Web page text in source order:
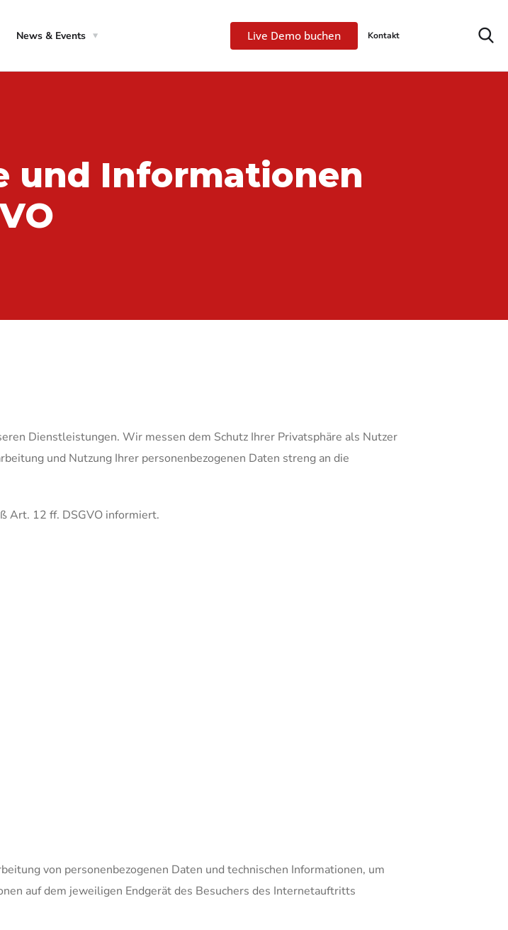
News & Events Live Demo buchen Kontakt
und Informationen
Dienstleistungen. Wir messen dem Schutz Ihrer Privatsphäre als Nutzer
und Nutzung Ihrer personenbezogenen Daten streng an die
Art. 12 ff. DSGVO informiert.
von personenbezogenen Daten und technischen Informationen, um
auf dem jeweiligen Endgerät des Besuchers des Internetauftritts